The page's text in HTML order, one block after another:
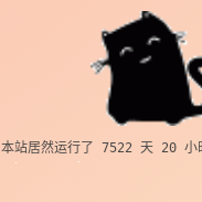
本站居然运行了 7522 天20 小